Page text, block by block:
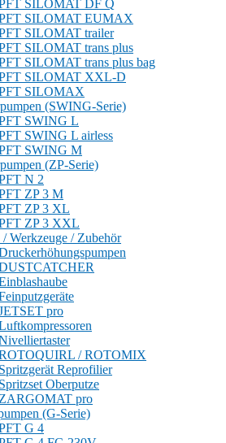
SILOMAT DF Q
SILOMAT EUMAX
SILOMAT trailer
SILOMAT trans plus
SILOMAT trans plus bag
SILOMAT XXL-D
SILOMAX
(SWING-Serie)
SWING L
SWING L airless
SWING M
(ZP-Serie)
N 2
ZP 3 M
ZP 3 XL
ZP 3 XXL
/ Werkzeuge / Zubehör
pro
/ ROTOMIX
Spritzgerät Reprofilier
Spritzset Oberputze
ZARGOMAT pro
(G-Serie)
G 4